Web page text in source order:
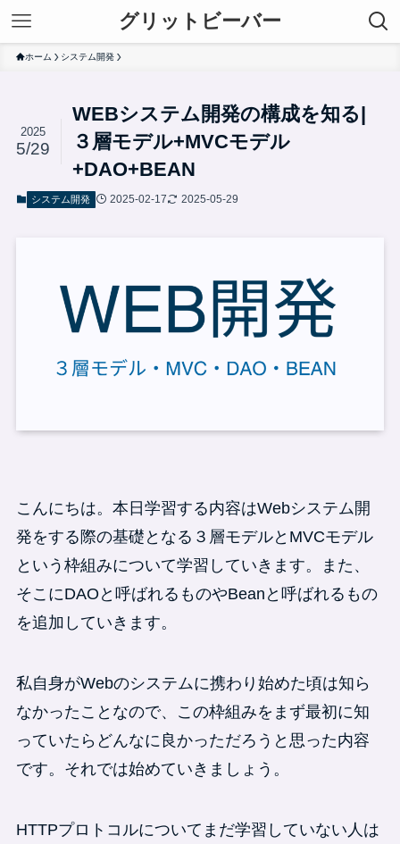
グリットビーバー
ホーム システム開発
WEBシステム開発の構成を知る|
３層モデル+MVCモデル
+DAO+BEAN
2025
5/29
システム開発 2025-02-17 2025-05-29
こんにちは。本日学習する内容はWebシステム開
発をする際の基礎となる３層モデルとMVCモデル
という枠組みについて学習していきます。また、
そこにDAOと呼ばれるものやBeanと呼ばれるもの
を追加していきます。
私自身がWebのシステムに携わり始めた頃は知ら
なかったことなので、この枠組みをまず最初に知
っていたらどんなに良かっただろうと思った内容
です。それでは始めていきましょう。
HTTPプロトコルについてまだ学習していない人は